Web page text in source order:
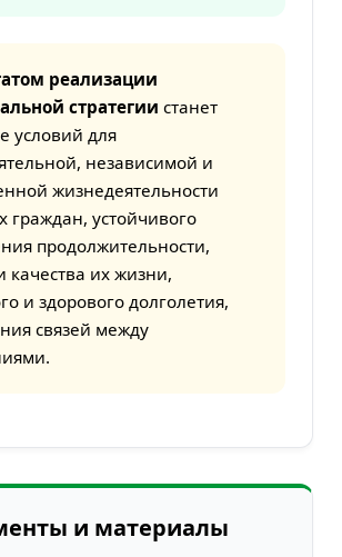
реализации
стратегии станет
условий для
независимой и
жизнедеятельности
граждан, устойчивого
продолжительности,
качества их жизни,
и здорового долголетия,
связей между
и материалы